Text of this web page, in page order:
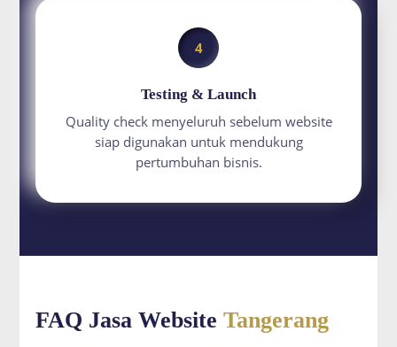
4
Testing & Launch
Quality check menyeluruh sebelum website
siap digunakan untuk mendukung
pertumbuhan bisnis.
FAQ Jasa WebsiteTangerang